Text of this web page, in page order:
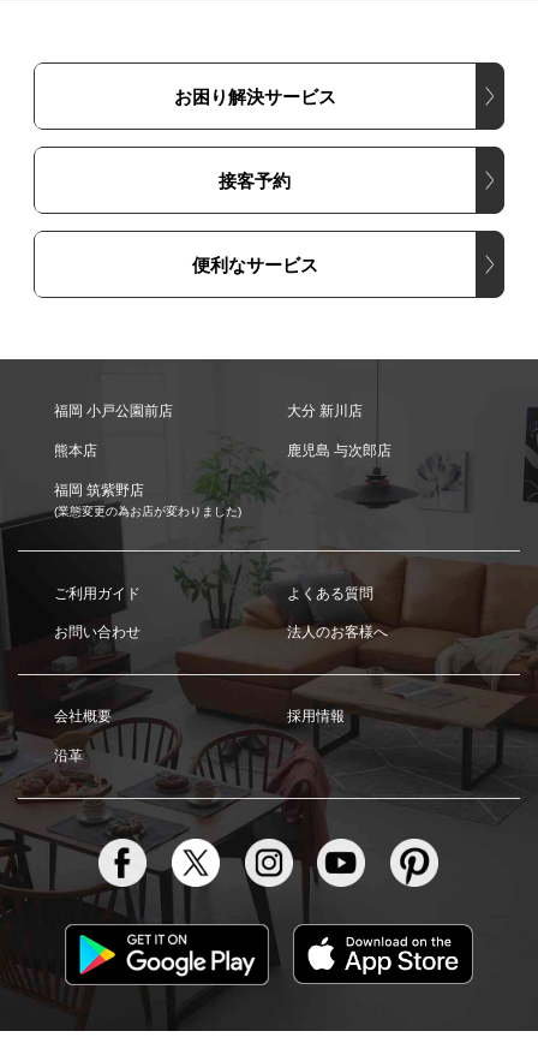
お困り解決サービス
接客予約
便利なサービス
福岡 小戸公園前店 大分 新川店
熊本店 鹿児島 与次郎店
福岡 筑紫野店
(業態変更の為お店が変わりました)
ご利用ガイド よくある質問
お問い合わせ 法人のお客様へ
会社概要 採用情報
沿革